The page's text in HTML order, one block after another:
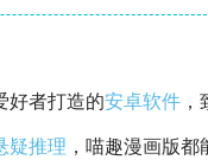
好者打造的安卓软件
疑推理 ，喵趣漫画版